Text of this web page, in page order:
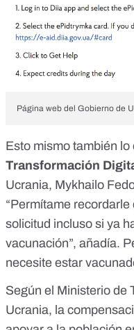
Página web del Gobierno de
Esto mismo también lo
Transformación D
Ucrania, Mykhailo
“Permítame
solicitud incluso si ya
vacunación”, añadía.
necesite estar
Según el Ministerio de
Ucrania, la